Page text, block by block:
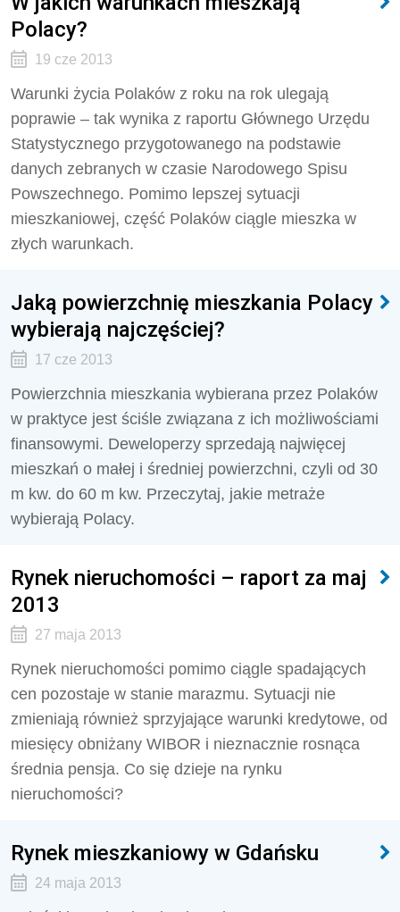
Polacy?
19 cze 2013
Warunki życia Polaków z roku na rok ulegają
poprawie – tak wynika z raportu Głównego Urzędu
Statystycznego przygotowanego na podstawie
danych zebranych w czasie Narodowego Spisu
Powszechnego. Pomimo lepszej sytuacji
mieszkaniowej, część Polaków ciągle mieszka w
złych warunkach.
Jaką powierzchnię mieszkania Polacy
wybierają najczęściej?
17 cze 2013
Powierzchnia mieszkania wybierana przez Polaków
w praktyce jest ściśle związana z ich możliwościami
finansowymi. Deweloperzy sprzedają najwięcej
mieszkań o małej i średniej powierzchni, czyli od 30
m kw. do 60 m kw. Przeczytaj, jakie metraże
wybierają Polacy.
Rynek nieruchomości – raport za maj
2013
27 maja 2013
Rynek nieruchomości pomimo ciągle spadających
cen pozostaje w stanie marazmu. Sytuacji nie
zmieniają również sprzyjające warunki kredytowe, od
miesięcy obniżany WIBOR i nieznacznie rosnąca
średnia pensja. Co się dzieje na rynku
nieruchomości?
Rynek mieszkaniowy w Gdańsku
24 maja 2013